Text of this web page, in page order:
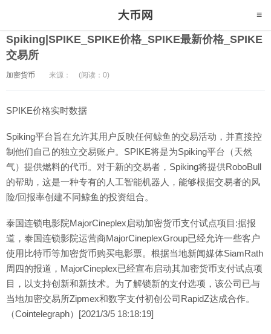
Spiking|SPIKE_SPIKE价格_SPIKE最新价格_SPIKE
交易所
加密货币 来源： (阅读：0)
SPIKE价格实时数据
Spiking平台旨在允许其用户反映任何鲸鱼的交易活动，并直接控
制他们自己的独立交易账户。SPIKE将是为Spiking平台（天然
气）提供燃料的代币。对于新的交易者，Spiking将提供RoboBull
的帮助，这是一种专有的人工智能机器人，能够根据交易者的风
险/回报率创建不同鲸鱼的投资组合。
泰国连锁电影院MajorCineplex启动加密货币支付试点项目:据报
道，泰国连锁影院运营商MajorCineplexGroup已经允许一些客户
使用比特币等加密货币购买电影票。根据当地新闻媒体SiamRath
周四的报道，MajorCineplex已经宣布启动其加密货币支付试点项
目，以支持创新和新技术。为了解锁新的支付选项，该公司已与
当地加密交易所Zipmex和数字支付初创公司RapidZ达成合作。
（Cointelegraph）[2021/3/5 18:18:19]